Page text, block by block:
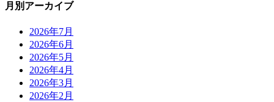
月別アーカイブ
2026年7月
2026年6月
2026年5月
2026年4月
2026年3月
2026年2月